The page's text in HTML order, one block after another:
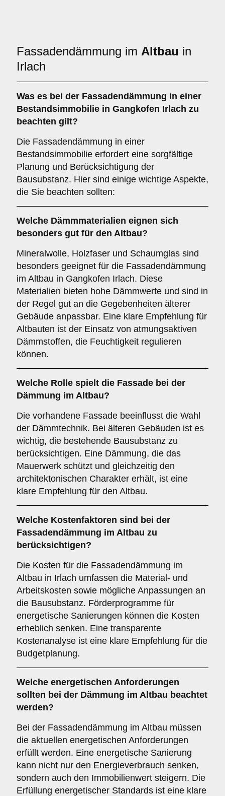
Fassadendämmung im Altbau in
Irlach
Was es bei der Fassadendämmung in einer
Bestandsimmobilie in Gangkofen Irlach zu
beachten gilt?
Die Fassadendämmung in einer
Bestandsimmobilie erfordert eine sorgfältige
Planung und Berücksichtigung der
Bausubstanz. Hier sind einige wichtige Aspekte,
die Sie beachten sollten:
Welche Dämmmaterialien eignen sich
besonders gut für den Altbau?
Mineralwolle, Holzfaser und Schaumglas sind
besonders geeignet für die Fassadendämmung
im Altbau in Gangkofen Irlach. Diese
Materialien bieten hohe Dämmwerte und sind in
der Regel gut an die Gegebenheiten älterer
Gebäude anpassbar. Eine klare Empfehlung für
Altbauten ist der Einsatz von atmungsaktiven
Dämmstoffen, die Feuchtigkeit regulieren
können.
Welche Rolle spielt die Fassade bei der
Dämmung im Altbau?
Die vorhandene Fassade beeinflusst die Wahl
der Dämmtechnik. Bei älteren Gebäuden ist es
wichtig, die bestehende Bausubstanz zu
berücksichtigen. Eine Dämmung, die das
Mauerwerk schützt und gleichzeitig den
architektonischen Charakter erhält, ist eine
klare Empfehlung für den Altbau.
Welche Kostenfaktoren sind bei der
Fassadendämmung im Altbau zu
berücksichtigen?
Die Kosten für die Fassadendämmung im
Altbau in Irlach umfassen die Material- und
Arbeitskosten sowie mögliche Anpassungen an
die Bausubstanz. Förderprogramme für
energetische Sanierungen können die Kosten
erheblich senken. Eine transparente
Kostenanalyse ist eine klare Empfehlung für die
Budgetplanung.
Welche energetischen Anforderungen
sollten bei der Dämmung im Altbau beachtet
werden?
Bei der Fassadendämmung im Altbau müssen
die aktuellen energetischen Anforderungen
erfüllt werden. Eine energetische Sanierung
kann nicht nur den Energieverbrauch senken,
sondern auch den Immobilienwert steigern. Die
Erfüllung energetischer Standards ist eine klare